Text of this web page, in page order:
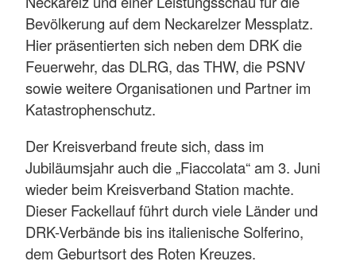
Bevölkerung auf dem Neckarelzer Messplatz.
Hier präsentierten sich neben dem DRK die
Feuerwehr, das DLRG, das THW, die PSNV
sowie weitere Organisationen und Partner im
Katastrophenschutz.
Der Kreisverband freute sich, dass im
Jubiläumsjahr auch die „Fiaccolata“ am 3. Juni
wieder beim Kreisverband Station machte.
Dieser Fackellauf führt durch viele Länder und
DRK-Verbände bis ins italienische Solferino,
dem Geburtsort des Roten Kreuzes.